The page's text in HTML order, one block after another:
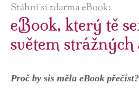
Stáhni si zdarma eBook:
eBook, který tě
světem strážných
Proč by sis měla eBook přečíst?